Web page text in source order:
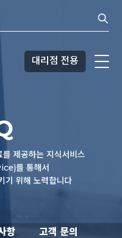
대리점 전용
제공하는 지식서비스
를 통해서
기 위해 노력합니다
항 고객 문의